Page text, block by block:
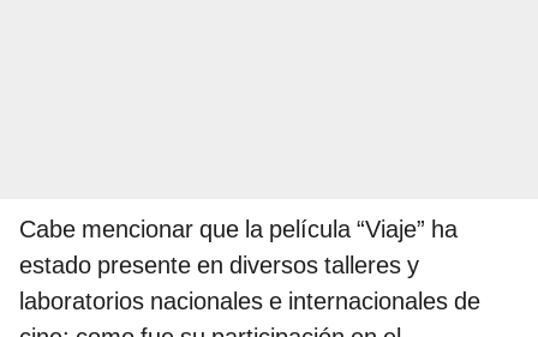
Cabe mencionar que la película “Viaje” ha
estado presente en diversos talleres y
laboratorios nacionales e internacionales de